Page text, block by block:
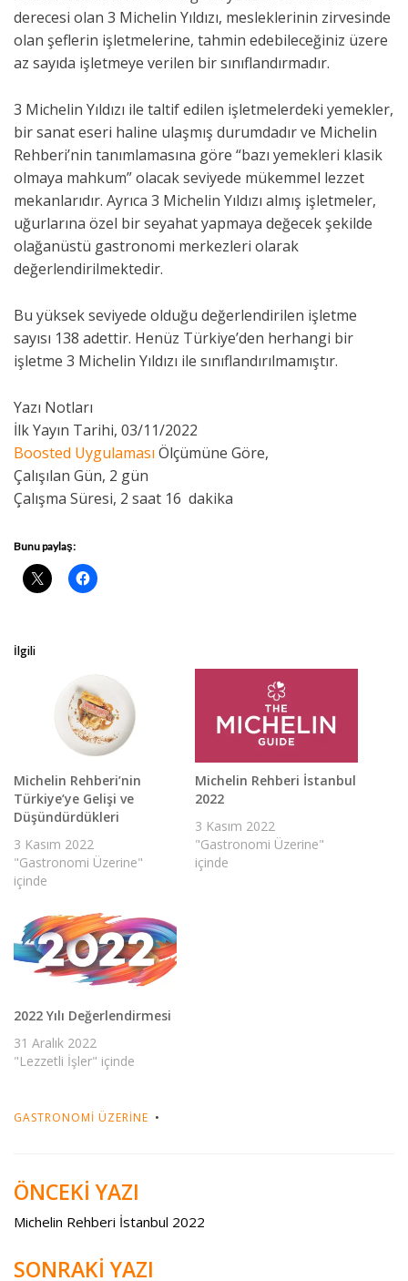
derecesi olan 3 Michelin Yıldızı, mesleklerinin zirvesinde
olan şeflerin işletmelerine, tahmin edebileceğiniz üzere
az sayıda işletmeye verilen bir sınıflandırmadır.
3 Michelin Yıldızı ile taltif edilen işletmelerdeki yemekler,
bir sanat eseri haline ulaşmış durumdadır ve Michelin
Rehberi’nin tanımlamasına göre “bazı yemekleri klasik
olmaya mahkum” olacak seviyede mükemmel lezzet
mekanlarıdır. Ayrıca 3 Michelin Yıldızı almış işletmeler,
uğurlarına özel bir seyahat yapmaya değecek şekilde
olağanüstü gastronomi merkezleri olarak
değerlendirilmektedir.
Bu yüksek seviyede olduğu değerlendirilen işletme
sayısı 138 adettir. Henüz Türkiye’den herhangi bir
işletme 3 Michelin Yıldızı ile sınıflandırılmamıştır.
Yazı Notları
İlk Yayın Tarihi, 03/11/2022
Boosted Uygulaması Ölçümüne Göre,
Çalışılan Gün, 2 gün
Çalışma Süresi, 2 saat 16 dakika
Bunu paylaş:
İlgili
Michelin Rehberi’nin
Türkiye’ye Gelişi ve
Düşündürdükleri
3 Kasım 2022
"Gastronomi Üzerine"
içinde
Michelin Rehberi İstanbul
2022
3 Kasım 2022
"Gastronomi Üzerine"
içinde
2022 Yılı Değerlendirmesi
31 Aralık 2022
"Lezzetli İşler" içinde
GASTRONOMI ÜZERINE
Yazı
gezinmesi
ÖNCEKİ YAZI
Michelin Rehberi İstanbul 2022
SONRAKİ YAZI